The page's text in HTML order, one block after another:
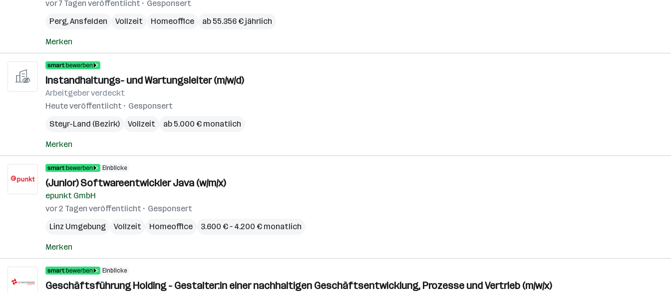
vor 7 Tagen veröffentlicht
Gesponsert
Perg,Ansfelden Vollzeit Homeoffice ab 55.356 € jährlich
Merken
Instandhaltungs- und Wartungsleiter (m/w/d)
Arbeitgeber verdeckt
Heute veröffentlicht
Gesponsert
Steyr-Land (Bezirk)
Vollzeit ab 5.000 € monatlich
Merken
Einblicke
(Junior) Softwareentwickler Java (w/m/x)
epunkt GmbH
vor 2 Tagen veröffentlicht
Gesponsert
Linz Umgebung
Vollzeit Homeoffice 3.600 € – 4.200 € monatlich
Merken
Einblicke
Geschäftsführung Holding - Gestalter:in einer nachhaltigen Geschäftsentwicklung, Prozesse und Vertrieb (m/w/x)